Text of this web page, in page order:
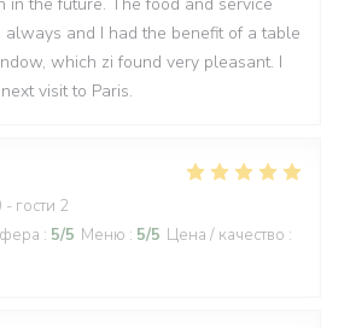
and I had the benefit of a table
which zi found very pleasant. I
visit to Paris.
гости 2
: 5/5 Меню : 5/5 Цена / качество :